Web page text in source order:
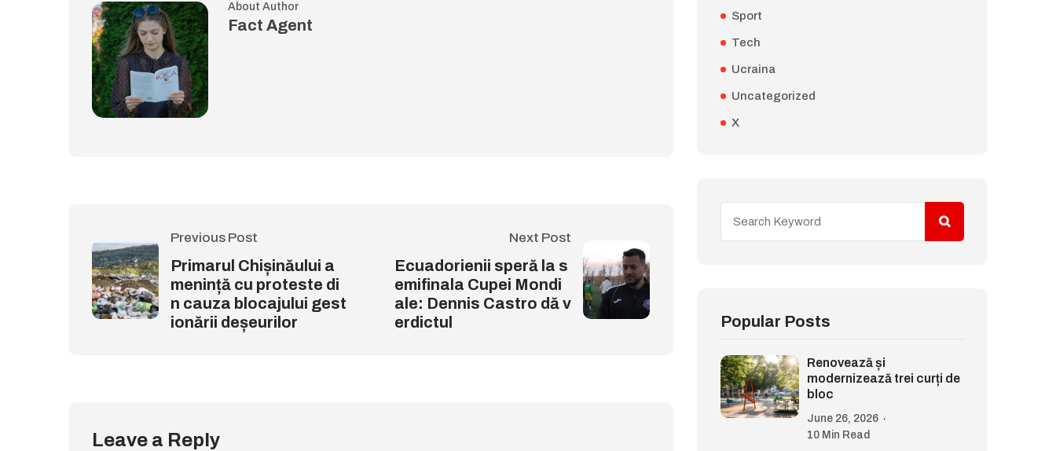
About Author
Fact Agent
Previous Post
Primarul Chișinăului a
menință cu proteste di
n cauza blocajului gest
ionării deșeurilor
Next Post
Ecuadorienii speră la s
emifinala Cupei Mondi
ale: Dennis Castro dă v
erdictul
Leave a Reply
Sport
Tech
Ucraina
Uncategorized
X
Popular Posts
Renovează și
modernizează trei curți de
bloc
June 26, 2026
10 Min Read